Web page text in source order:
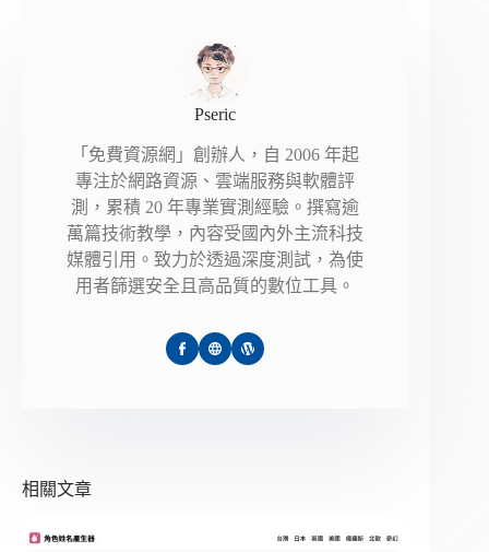
Pseric
「免費資源網」創辦人，自 2006 年起
專注於網路資源、雲端服務與軟體評
測，累積 20 年專業實測經驗。撰寫逾
萬篇技術教學，內容受國內外主流科技
媒體引用。致力於透過深度測試，為使
用者篩選安全且高品質的數位工具。
相關文章